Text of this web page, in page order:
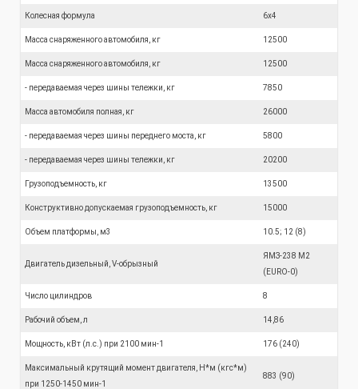
Колесная формула 6x4
Масса снаряженного автомобиля, кг 12500
Масса снаряженного автомобиля, кг 12500
- передаваемая через шины тележки, кг 7850
Масса автомобиля полная, кг 26000
- передаваемая через шины переднего моста, кг 5800
- передаваемая через шины тележки, кг 20200
Грузоподъемность, кг 13500
Конструктивно допускаемая грузоподъемность, кг 15000
Объем платформы, м3 10.5; 12 (8)
Двигатель дизельный, V-обрызный
ЯМЗ-238 М2
(EURO-0)
Число цилиндров 8
Рабочий объем, л 14,86
Мощность, кВт (л.с.) при 2100 мин-1 176 (240)
Максимальный крутящий момент двигателя, Н*м (кгс*м)
при 1250-1450 мин-1
883 (90)